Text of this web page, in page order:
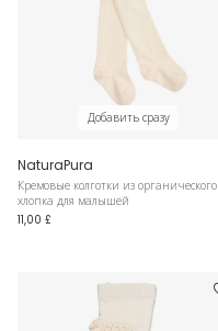
Добавить сразу
NaturaPura
Кремовые колготки из органического
хлопка для малышей
11,00 £